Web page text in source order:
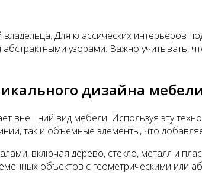
Для классических интерьеров
узорами. Важно учитывать,
дизайна
внешний вид мебели. Используя эту
так и объемные элементы, что
включая дерево, стекло, металл и
объектов с геометрическими или